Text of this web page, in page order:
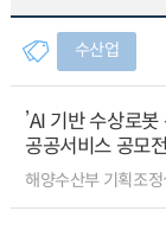
수산업
’AI 기반 수상로
공공서비스 공모
해양수산부 기획조